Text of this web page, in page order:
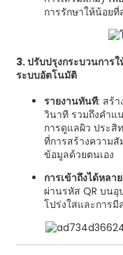
การรักษาให้น้อยที่
3. ปรับปรุงกระบวนการ
ระบบอัตโนมัติ
รายงานทันที: สร้า
วินาที รวมถึงคำแ
การดูแลผิว ประสิ
ที่การสร้างความ
ข้อมูลด้วยตนเอง
การเข้าถึงได้หล
ผ่านรหัส QR บน
โปร่งใสและการมี